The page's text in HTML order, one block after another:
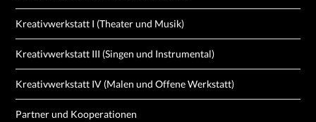
Kreativwerkstatt I (Theater und Musik)
Kreativwerkstatt III (Singen und Instrumental)
Kreativwerkstatt IV (Malen und Offene Werkstatt)
Partner und Kooperationen